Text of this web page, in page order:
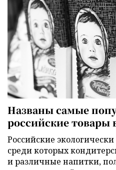
Названы самые
российские товары
Российские
среди которых
и различные напитки,